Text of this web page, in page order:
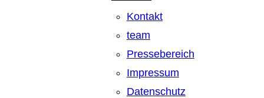
Kontakt
team
Pressebereich
Impressum
Datenschutz